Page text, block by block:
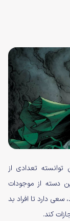
توانسته تعدادی از
دسته از موجودات
دارد تا افراد بد
کند.